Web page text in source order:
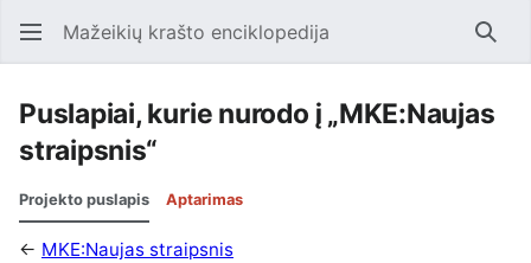
Mažeikių krašto enciklopedija
Puslapiai, kurie nurodo į „MKE:Naujas
straipsnis“
Projekto puslapis Aptarimas
← MKE:Naujas straipsnis